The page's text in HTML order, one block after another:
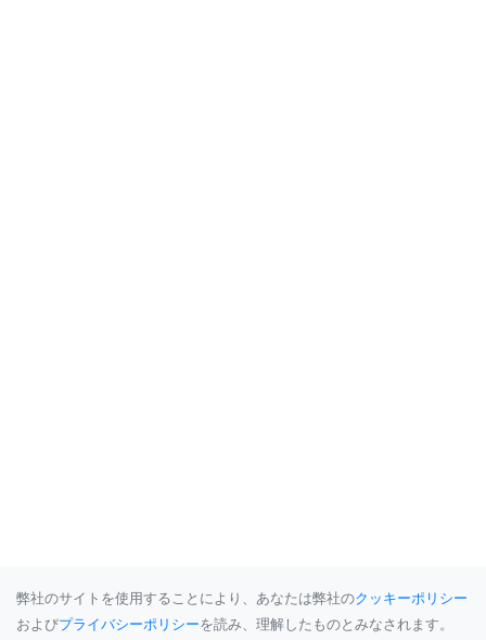
弊社のサイトを使用することにより、あなたは弊社のクッキーポリシー
およびプライバシーポリシーを読み、理解したものとみなされます。